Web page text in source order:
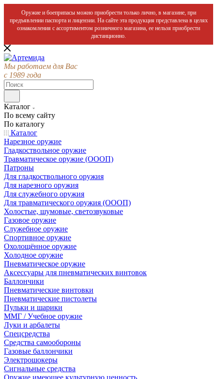
Оружие и боеприпасы можно приобрести только лично, в магазине, при
предъявлении паспорта и лицензии. На сайте эта продукция представлена в целях
ознакомления с ассортиментом розничного магазина, ее нельзя приобрести
дистанционно.
Мы работаем для Вас
с 1989 года
Каталог
По всему сайту
По каталогу
Каталог
Нарезное оружие
Гладкоствольное оружие
Травматическое оружие (ОООП)
Патроны
Для гладкоствольного оружия
Для нарезного оружия
Для служебного оружия
Для травматического оружия (ОООП)
Холостые, шумовые, светозвуковые
Газовое оружие
Служебное оружие
Спортивное оружие
Охолощённое оружие
Холодное оружие
Пневматическое оружие
Аксессуары для пневматических винтовок
Баллончики
Пневматические винтовки
Пневматические пистолеты
Пульки и шарики
ММГ / Учебное оружие
Луки и арбалеты
Спецсредства
Средства самообороны
Газовые баллончики
Электрошокеры
Сигнальные средства
Оружие имеющее культурную ценность